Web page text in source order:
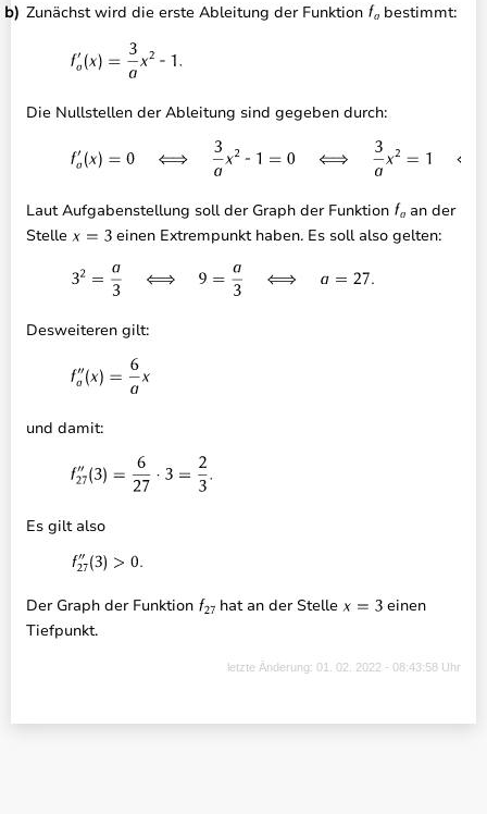
Zunächst wird die erste Ableitung der Funktion
bestimmt:
Die Nullstellen der Ableitung sind gegeben durch:
Laut Aufgabenstellung soll der Graph der Funktion
an der
Stelle
einen Extrempunkt haben. Es soll also gelten:
Desweiteren gilt:
und damit:
Es gilt also
Der Graph der Funktion hat an der Stelle
einen
Tiefpunkt.
letzte Änderung: 01. 02. 2022 - 08:43:58 Uhr